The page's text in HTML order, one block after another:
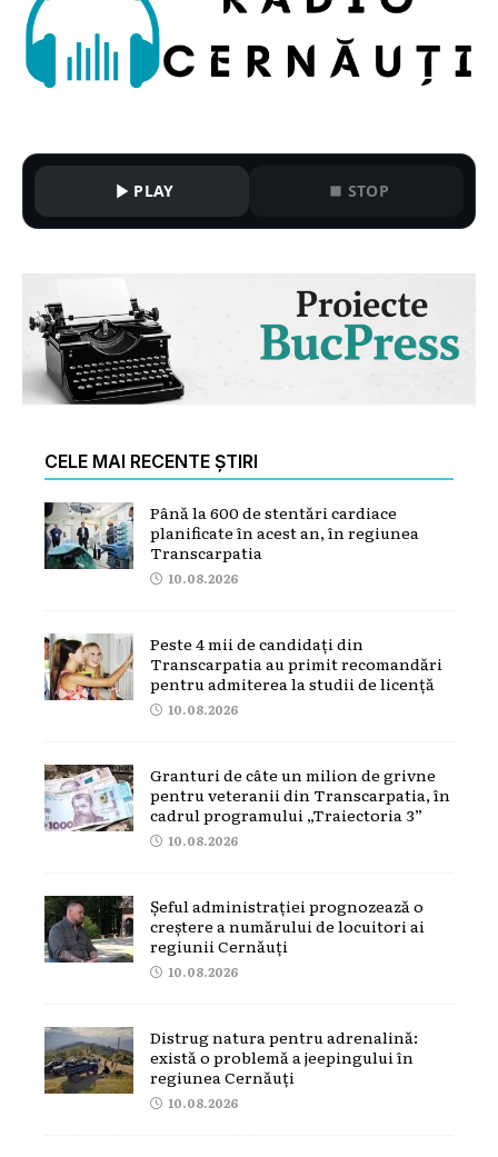
PLAY STOP
CELE MAI RECENTE ȘTIRI
Până la 600 de stentări cardiace
planificate în acest an, în regiunea
Transcarpatia
10.08.2026
Peste 4 mii de candidați din
Transcarpatia au primit recomandări
pentru admiterea la studii de licență
10.08.2026
Granturi de câte un milion de grivne
pentru veteranii din Transcarpatia, în
cadrul programului „Traiectoria 3”
10.08.2026
Șeful administrației prognozează o
creștere a numărului de locuitori ai
regiunii Cernăuți
10.08.2026
Distrug natura pentru adrenalină:
există o problemă a jeepingului în
regiunea Cernăuți
10.08.2026